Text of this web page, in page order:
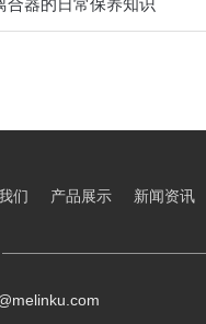
合器的日常保养知识
们 产品展示 新闻资讯